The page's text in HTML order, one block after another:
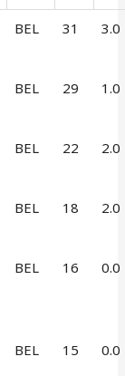
BEL 31 3.0
BEL 29 1.0
BEL 22 2.0
BEL 18 2.0
BEL 16 0.0
BEL 15 0.0